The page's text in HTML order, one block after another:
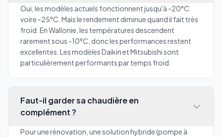
Oui, les modèles actuels fonctionnent jusqu'à -20°C
voire -25°C. Mais le rendement diminue quand il fait très
froid. En Wallonie, les températures descendent
rarement sous -10°C, donc les performances restent
excellentes. Les modèles Daikin et Mitsubishi sont
particulièrement performants par temps froid.
Faut-il garder sa chaudière en
complément ?
Pour une rénovation, une solution hybride (pompe à